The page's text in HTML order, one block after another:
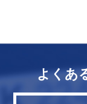
よくあ